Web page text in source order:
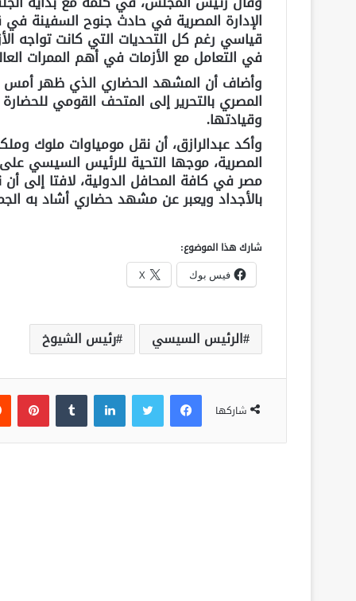
الإدارة المصرية في حادث جنوح السفينة
قياسي رغم كل التحديات التي كانت تواجه
في التعامل مع الأزمات في أهم الممرات
وأضاف أن المشهد الحضاري الذي ظهر
المصري بالتحرير إلى المتحف القومي
وقيادتها.
وأكد عبدالرازق، أن نقل مومياوات ملوك
المصرية، موجها التحية للرئيس السيسي
مصر في كافة المحافل الدولية، لافتا
بالأجداد ويعبر عن مشهد حضاري أشاد به
شارك هذا الموضوع:
فيس بوك X
الرئيس السيسي رئيس الشيوخ
شاركها
فيسبوك لينكدإن بينتيريست